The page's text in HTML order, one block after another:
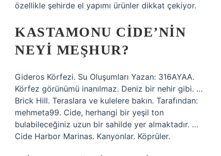
özellikle şehirde el yapımı ürünler dikkat çekiyor.
KASTAMONU CIDE’NIN
NEYI MEŞHUR?
Gideros Körfezi. Su Oluşumları Yazan: 316AYAA.
Körfez görünümü inanılmaz. Deniz bir nehir gibi. …
Brick Hill. Teraslara ve kulelere bakın. Tarafından:
mehmeta99. Cide, herhangi bir yeşil ton
bulabileceğiniz uzun bir sahilde yer almaktadır. …
Cide Harbor Marinas. Kanyonlar. Köprüler.